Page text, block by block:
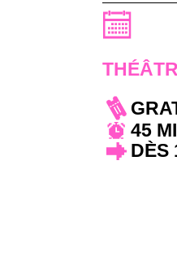
45
DÈS